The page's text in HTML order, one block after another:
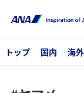
トップ 国内 海外